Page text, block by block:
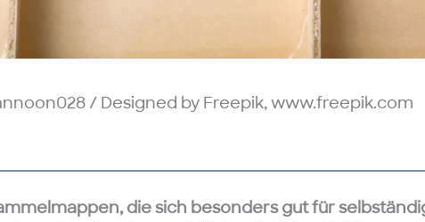
/ Designed by Freepik, www.freepik.com
die sich besonders gut für